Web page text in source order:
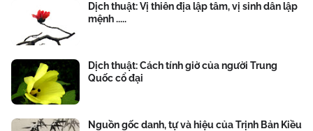
Dịch thuật: Vị thiên địa lập tâm, vị sinh dân lập
mệnh .....
Dịch thuật: Cách tính giờ của người Trung
Quốc cổ đại
Nguồn gốc danh, tự và hiệu của Trịnh Bản Kiều